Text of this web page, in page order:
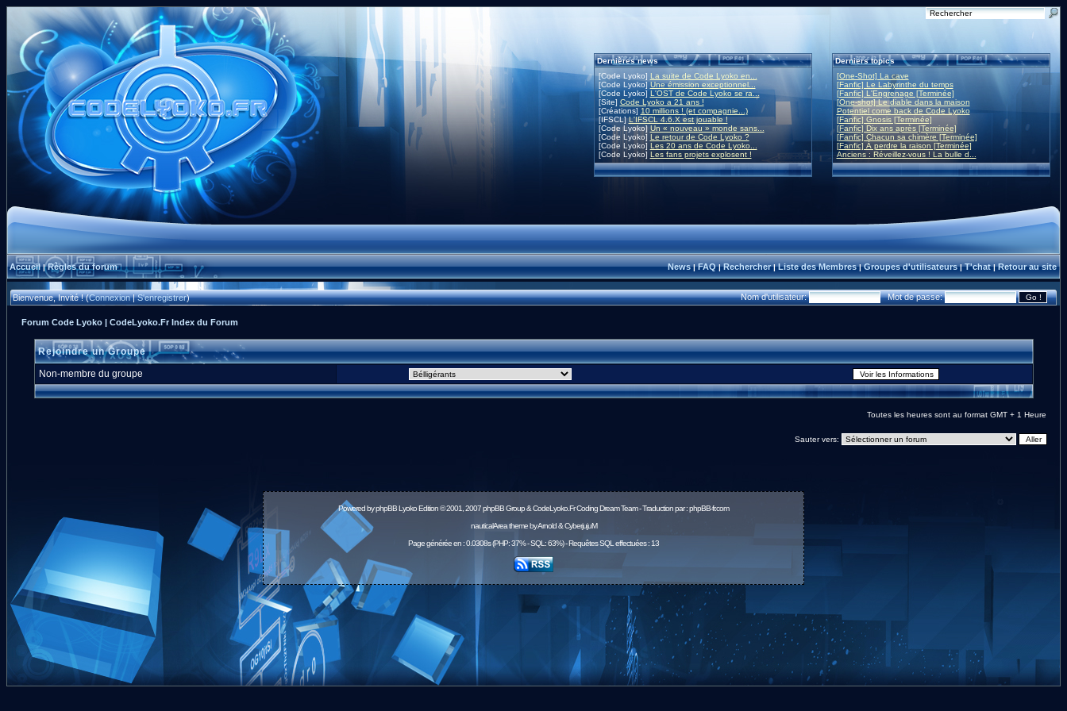
Dernières news
[Code Lyoko] La suite de Code Lyoko en...
[Code Lyoko]Une émission exceptionnel...
[Code Lyoko] L'OST de Code Lyoko se ra...
[Site] Code Lyoko a 21 ans !
[Créations] 10 millions ! (et compagnie...)
[IFSCL]L'IFSCL 4.6.X est jouable !
[Code Lyoko] Un « nouveau » monde sans...
[Code Lyoko] Le retour de Code Lyoko ?
[Code Lyoko] Les 20 ans de Code Lyoko...
[Code Lyoko] Les fans projets explosent !
Derniers topics
[One-Shot] La cave
[Fanfic] Le Labyrinthe du temps
[Fanfic] L'Engrenage [Terminée]
[One-shot] Le diable dans la maison
Potentiel come back de Code Lyoko
[Fanfic] Gnosis [Terminée]
[Fanfic] Dix ans après [Terminée]
[Fanfic] Chacun sa chimère [Terminée]
[Fanfic] À perdre la raison [Terminée]
Anciens : Réveillez-vous ! La bulle d...
Accueil|Règles du forum News|FAQ|Rechercher|Liste des Membres|Groupes d'utilisateurs|T'chat|Retour au site
Bienvenue, Invité ! (Connexion|S'enregistrer) Nom d'utilisateur: Mot de passe:
Forum Code Lyoko | CodeLyoko.Fr Index du Forum
Rejoindre un Groupe
Non-membre du groupe
Toutes les heures sont au format GMT + 1 Heure
Sauter vers:
Powered byphpBBLyoko Edition © 2001, 2007 phpBB Group & CodeLyoko.Fr Coding Dream Team - Traduction par :phpBB-fr.com
nauticalArea theme by Arnold & CyberjujuM
Page générée en : 0.0308s (PHP: 37% - SQL: 63%) - Requêtes SQL effectuées : 13